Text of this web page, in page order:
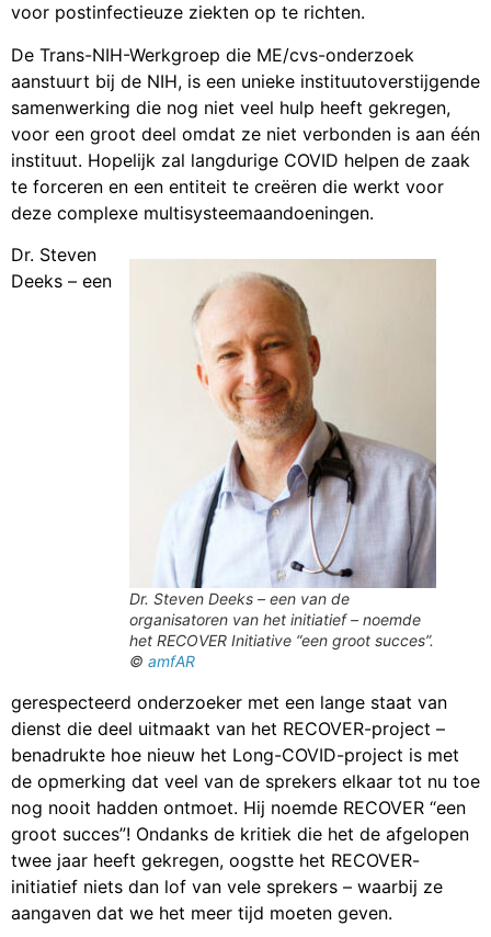
voor postinfectieuze ziekten op te richten.
De Trans-NIH-Werkgroep die ME/cvs-onderzoek
aanstuurt bij de NIH, is een unieke instituutoverstijgende
samenwerking die nog niet veel hulp heeft gekregen,
voor een groot deel omdat ze niet verbonden is aan één
instituut. Hopelijk zal langdurige COVID helpen de zaak
te forceren en een entiteit te creëren die werkt voor
deze complexe multisysteemaandoeningen.
Dr. Steven Deeks – een van de
organisatoren van het initiatief – noemde
het RECOVER Initiative “een groot succes”.
© amfAR
Dr. Steven
Deeks – een
gerespecteerd onderzoeker met een lange staat van
dienst die deel uitmaakt van het RECOVER-project –
benadrukte hoe nieuw het Long-COVID-project is met
de opmerking dat veel van de sprekers elkaar tot nu toe
nog nooit hadden ontmoet. Hij noemde RECOVER “een
groot succes”! Ondanks de kritiek die het de afgelopen
twee jaar heeft gekregen, oogstte het RECOVER-
initiatief niets dan lof van vele sprekers – waarbij ze
aangaven dat we het meer tijd moeten geven.